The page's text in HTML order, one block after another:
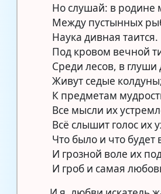
Но слушай: в родине
Между пустынных
Наука дивная таится.
Под кровом вечной
Среди лесов, в глуши
Живут седые
К предметам
Все мысли их
Всё слышит голос их
Что было и что будет
И грозной воле их
И гроб и самая